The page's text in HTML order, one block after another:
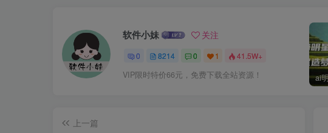
软件小妹 关注
0 8214 0 1 41.5W+
VIP限时特价66元，免费下载全站资源！
上一篇